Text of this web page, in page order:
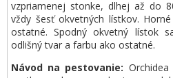
vzpriamenej stonke, dlhej až do
vždy šesť okvetných lístkov.
ostatné. Spodný okvetný lístok
odlišný tvar a farbu ako ostatné.
Návod na pestovanie: